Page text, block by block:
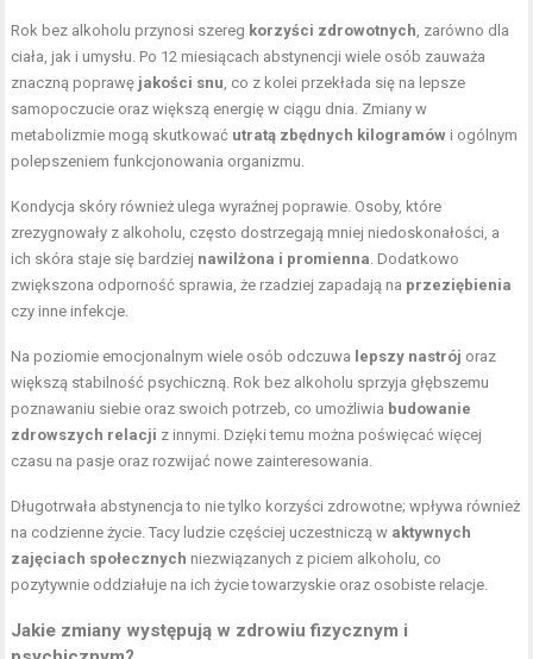
Rok bez alkoholu przynosi szereg korzyści zdrowotnych , zarówno dla
ciała, jak i umysłu. Po 12 miesiącach abstynencji wiele osób zauważa
znaczną poprawę jakości snu , co z kolei przekłada się na lepsze
samopoczucie oraz większą energię w ciągu dnia. Zmiany w
metabolizmie mogą skutkować utratą zbędnych kilogramów i ogólnym
polepszeniem funkcjonowania organizmu.
Kondycja skóry również ulega wyraźnej poprawie. Osoby, które
zrezygnowały z alkoholu, często dostrzegają mniej niedoskonałości, a
ich skóra staje się bardziej nawilżona i promienna . Dodatkowo
zwiększona odporność sprawia, że rzadziej zapadają na przeziębienia
czy inne infekcje.
Na poziomie emocjonalnym wiele osób odczuwa lepszy nastrój oraz
większą stabilność psychiczną. Rok bez alkoholu sprzyja głębszemu
poznawaniu siebie oraz swoich potrzeb, co umożliwia budowanie
zdrowszych relacji z innymi. Dzięki temu można poświęcać więcej
czasu na pasje oraz rozwijać nowe zainteresowania.
Długotrwała abstynencja to nie tylko korzyści zdrowotne; wpływa również
na codzienne życie. Tacy ludzie częściej uczestniczą w aktywnych
zajęciach społecznych niezwiązanych z piciem alkoholu, co
pozytywnie oddziałuje na ich życie towarzyskie oraz osobiste relacje.
Jakie zmiany występują w zdrowiu fizycznym i